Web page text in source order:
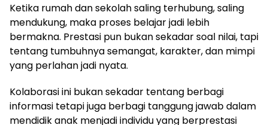
Ketika rumah dan sekolah saling terhubung, saling
mendukung, maka proses belajar jadi lebih
bermakna. Prestasi pun bukan sekadar soal nilai, tapi
tentang tumbuhnya semangat, karakter, dan mimpi
yang perlahan jadi nyata.
Kolaborasi ini bukan sekadar tentang berbagi
informasi tetapi juga berbagi tanggung jawab dalam
mendidik anak menjadi individu yang berprestasi